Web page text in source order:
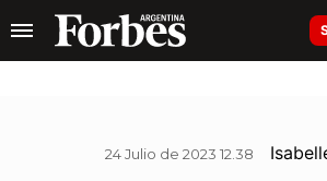
24 Julio de 2023 12.38